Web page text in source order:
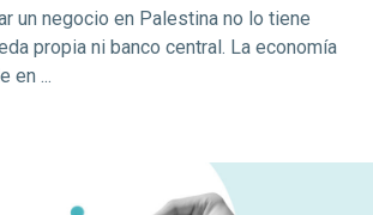
un negocio en Palestina no lo tiene
propia ni banco central. La economía
en ...